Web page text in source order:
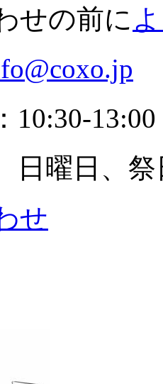
せの前に
10:30-13:00
日曜日、
せ